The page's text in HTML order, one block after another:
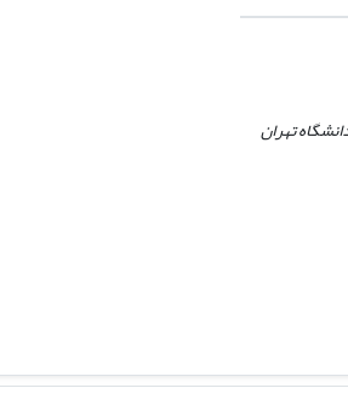
تهران